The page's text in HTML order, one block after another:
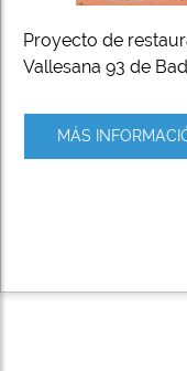
Proyecto de
Vallesana 93 de
MÁS